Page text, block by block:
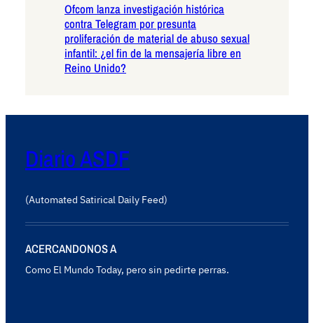
Ofcom lanza investigación histórica
contra Telegram por presunta
proliferación de material de abuso sexual
infantil: ¿el fin de la mensajería libre en
Reino Unido?
Diario ASDF
(Automated Satirical Daily Feed)
ACERCANDONOS A
Como El Mundo Today, pero sin pedirte perras.